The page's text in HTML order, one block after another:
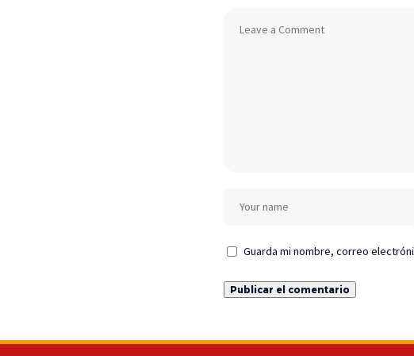
Guarda mi nombre, correo